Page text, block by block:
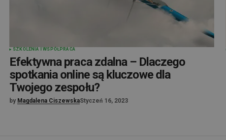
SZKOLENIA I WSPÓŁPRACA
Efektywna praca zdalna – Dlaczego
spotkania online są kluczowe dla
Twojego zespołu?
by Magdalena CiszewskaStyczeń 16, 2023